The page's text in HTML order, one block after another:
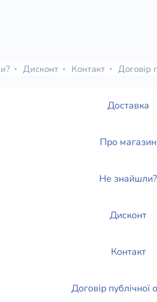
Дисконт Контакт Договір
Доставка
Про магазин
Не знайшли?
Дисконт
Контакт
Договір публічної